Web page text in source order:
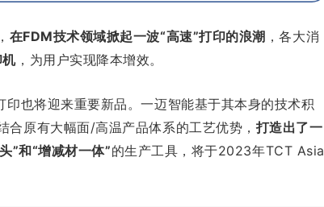
在FDM技术领域掀起一波“高速”打印的浪潮 ，各大消
，为用户实现降本增效。
印也将迎来重要新品。一迈智能基于其本身的技术积
原有大幅面/高温产品体系的工艺优势， 打造出了一
”和“增减材一体”的生产工具，将于2023年TCT Asia